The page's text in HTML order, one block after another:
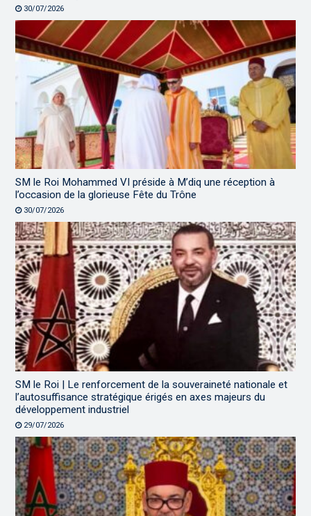
30/07/2026
SM le Roi Mohammed VI préside à M’diq une réception à
l’occasion de la glorieuse Fête du Trône
30/07/2026
SM le Roi | Le renforcement de la souveraineté nationale et
l’autosuffisance stratégique érigés en axes majeurs du
développement industriel
29/07/2026